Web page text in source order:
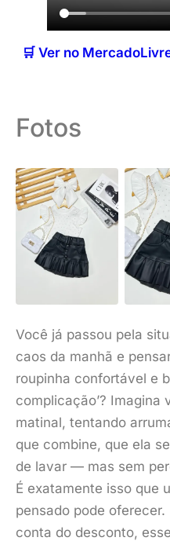
🛒 Ver no
Fotos
Você já passou pela
caos da manhã e
roupinha confortável e
complicação’? Imagina
matinal, tentando
que combine, que ela
de lavar — mas sem
É exatamente isso que
pensado pode
conta do desconto,